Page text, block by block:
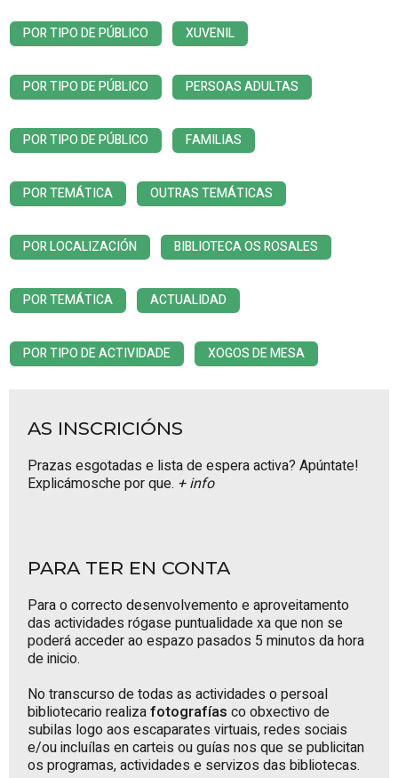
POR TIPO DE PÚBLICO XUVENIL
POR TIPO DE PÚBLICO PERSOAS ADULTAS
POR TIPO DE PÚBLICO FAMILIAS
POR TEMÁTICA OUTRAS TEMÁTICAS
POR LOCALIZACIÓN BIBLIOTECA OS ROSALES
POR TEMÁTICA ACTUALIDAD
POR TIPO DE ACTIVIDADE XOGOS DE MESA
AS INSCRICIÓNS
Prazas esgotadas e lista de espera activa? Apúntate!
Explicámosche por que. + info
PARA TER EN CONTA
Para o correcto desenvolvemento e aproveitamento
das actividades rógase puntualidade xa que non se
poderá acceder ao espazo pasados 5 minutos da hora
de inicio.
No transcurso de todas as actividades o persoal
bibliotecario realizafotografías co obxectivo de
subilas logo aos escaparates virtuais, redes sociais
e/ou incluílas en carteis ou guías nos que se publicitan
os programas, actividades e servizos das bibliotecas.